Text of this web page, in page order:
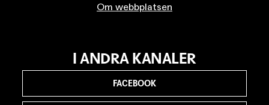
Om webbplatsen
I ANDRA KANALER
FACEBOOK